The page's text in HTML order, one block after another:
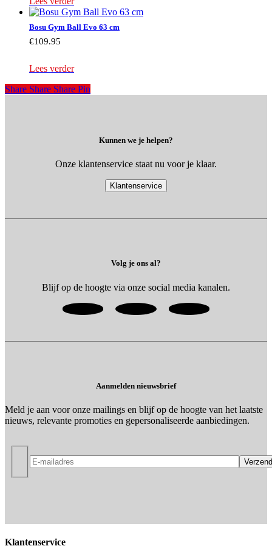
Bosu Gym Ball Evo 63 cm
€109.95
Lees verder
Share
Share Share Share Pin
Kunnen we je helpen?
Onze klantenservice staat nu voor je klaar.
Klantenservice
Volg je ons al?
Blijf op de hoogte via onze social media kanalen.
Aanmelden nieuwsbrief
Meld je aan voor onze mailings en blijf op de hoogte van het laatste
nieuws, relevante promoties en gepersonaliseerde aanbiedingen.
Klantenservice